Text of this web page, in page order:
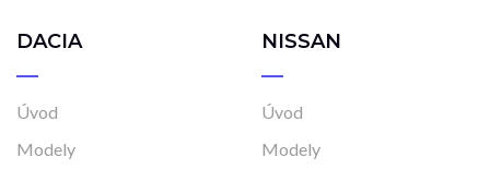
DACIA
Úvod
Modely
NISSAN
Úvod
Modely